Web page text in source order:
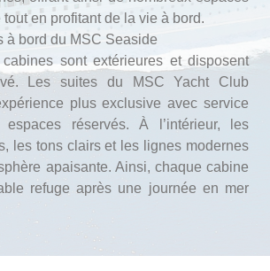
Agences de Voyages
Blog
Forum Croisieres
en profitant de la vie à bord.
à bord du MSC Seaside
sont extérieures et disposent
Les suites du MSC Yacht Club
plus exclusive avec service
espaces réservés. À l’intérieur, les
les tons clairs et les lignes modernes
apaisante. Ainsi, chaque cabine
refuge après une journée en mer